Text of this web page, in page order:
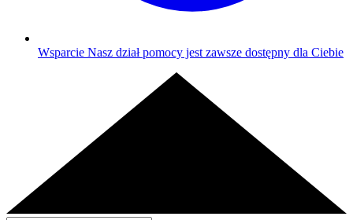
Wsparcie Nasz dział pomocy jest zawsze dostępny dla Ciebie